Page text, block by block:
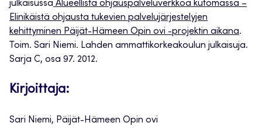
julkaisussa Alueellista ohjauspalveluverkkoa kutomassa –
Elinikäistä ohjausta tukevien palvelujärjestelyjen
kehittyminen Päijät-Hämeen Opin ovi -projektin aikana.
Toim. Sari Niemi. Lahden ammattikorkeakoulun julkaisuja.
Sarja C, osa 97. 2012.
Kirjoittaja:
Sari Niemi, Päijät-Hämeen Opin ovi